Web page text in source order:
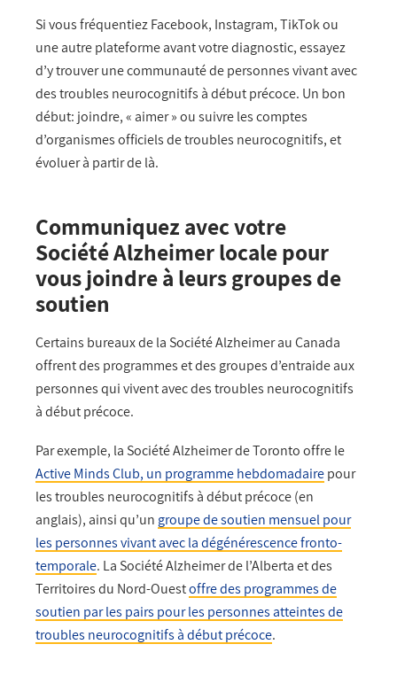
Si vous fréquentiez Facebook, Instagram, TikTok ou
une autre plateforme avant votre diagnostic, essayez
d’y trouver une communauté de personnes vivant avec
des troubles neurocognitifs à début précoce. Un bon
début: joindre, « aimer » ou suivre les comptes
d’organismes officiels de troubles neurocognitifs, et
évoluer à partir de là.
Communiquez avec votre
Société Alzheimer locale pour
vous joindre à leurs groupes de
soutien
Certains bureaux de la Société Alzheimer au Canada
offrent des programmes et des groupes d’entraide aux
personnes qui vivent avec des troubles neurocognitifs
à début précoce.
Par exemple, la Société Alzheimer de Toronto offre le
Active Minds Club, un programme hebdomadairepour
les troubles neurocognitifs à début précoce (en
anglais), ainsi qu’un groupe de soutien mensuel pour
les personnes vivant avec la dégénérescence fronto-
temporale. La Société Alzheimer de l’Alberta et des
Territoires du Nord-Ouestoffre des programmes de
soutien par les pairs pour les personnes atteintes de
troubles neurocognitifs à début précoce.